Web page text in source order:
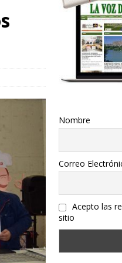
Nombre
Correo
Acepto las
sitio